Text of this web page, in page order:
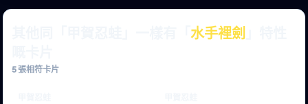
水手裡劍
5張相符卡片